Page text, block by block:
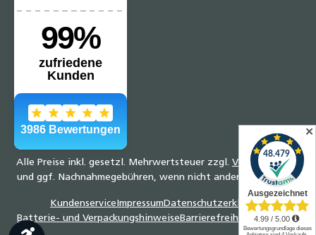
Alle Preise inkl. gesetzl. Mehrwertsteuer zzgl. Versandkosten
und ggf. Nachnahmegebühren, wenn nicht anders angegeben.
KundenserviceImpressumDatenschutzerklärung
Batterie- und VerpackungshinweiseBarrierefreiheitserklärung
✕